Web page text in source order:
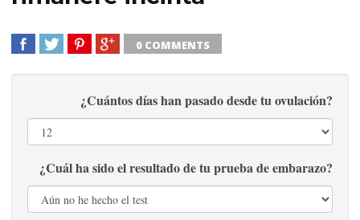
0 COMMENTS
¿Cuántos días han pasado desde tu ovulación?
¿Cuál ha sido el resultado de tu prueba de embarazo?